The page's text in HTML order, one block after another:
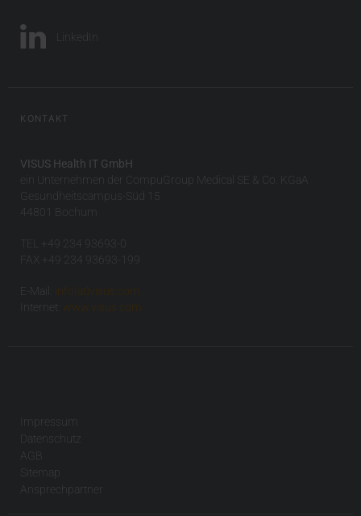
LinkedIn
KONTAKT
VISUS Health IT GmbH
ein Unternehmen der CompuGroup Medical SE & Co. KGaA
Gesundheitscampus-Süd 15
44801 Bochum
TEL +49 234 93693-0
FAX +49 234 93693-199
E-Mail:
info(at)visus.com
Internet:
www.visus.com
Impressum
Datenschutz
AGB
Sitemap
Ansprechpartner